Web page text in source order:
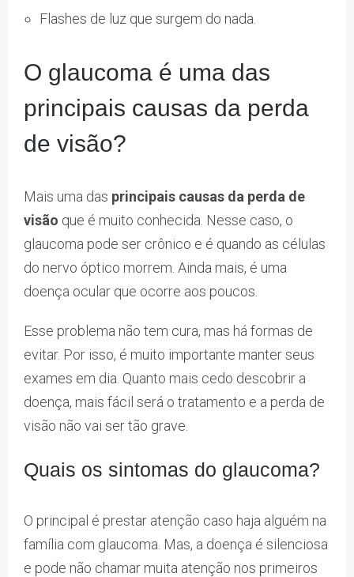
Flashes de luz que surgem do nada.
O glaucoma é uma das
principais causas da perda
de visão?
Mais uma das principais causas da perda de
visão que é muito conhecida. Nesse caso, o
glaucoma pode ser crônico e é quando as células
do nervo óptico morrem. Ainda mais, é uma
doença ocular que ocorre aos poucos.
Esse problema não tem cura, mas há formas de
evitar. Por isso, é muito importante manter seus
exames em dia. Quanto mais cedo descobrir a
doença, mais fácil será o tratamento e a perda de
visão não vai ser tão grave.
Quais os sintomas do glaucoma?
O principal é prestar atenção caso haja alguém na
família com glaucoma. Mas, a doença é silenciosa
e pode não chamar muita atenção nos primeiros